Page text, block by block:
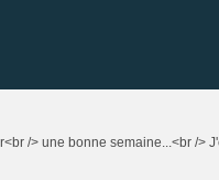
/> une bonne semaine...<br />